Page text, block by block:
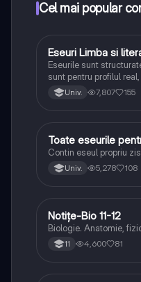
Cel mai popular
Limba și literatura
Eseuri Limba si
Eseurile sunt
sunt pentru profilul
lipsesc relatiile dintre
Univ. 7,807 155
Limba și literatura
Toate eseurile
Contin eseul propriu
Univ. 5,278 108
Biologie
Notițe-Bio 11-12
Biologie. Anatomie,
11 4,600 81